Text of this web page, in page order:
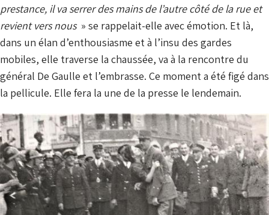
prestance, il va serrer des mains de l’autre côté de la rue et
revient vers nous » se rappelait-elle avec émotion. Et là,
dans un élan d’enthousiasme et à l’insu des gardes
mobiles, elle traverse la chaussée, va à la rencontre du
général De Gaulle et l’embrasse. Ce moment a été figé dans
la pellicule. Elle fera la une de la presse le lendemain.